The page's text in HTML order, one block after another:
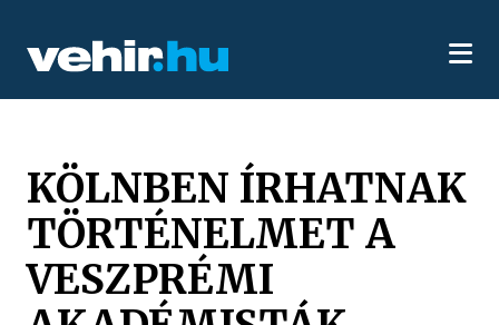
KÖLNBEN ÍRHATNAK
TÖRTÉNELMET A
VESZPRÉMI